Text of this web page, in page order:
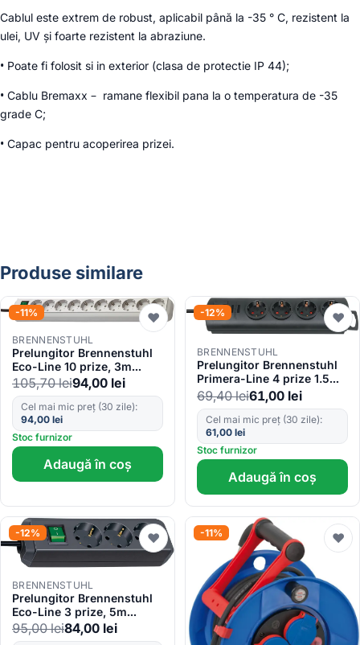
Cablul este extrem de robust, aplicabil până la -35 ° C, rezistent la
ulei, UV și foarte rezistent la abraziune.
• Poate fi folosit si in exterior (clasa de protectie IP 44);
• Cablu Bremaxx – ramane flexibil pana la o temperatura de -35
grade C;
• Capac pentru acoperirea prizei.
Produse similare
-11% ♥
BRENNENSTUHL
Prelungitor Brennenstuhl
Eco-Line 10 prize, 3m
H05VV-F 3G1,5 Alb
105,70lei94,00 lei
Cel mai mic preț (30 zile):
94,00 lei
Stoc furnizor
Adaugă în coș
-12% ♥
BRENNENSTUHL
Prelungitor Brennenstuhl
Primera-Line 4 prize 1.5m,
H05VV-F 3G1,5, Negru
69,40lei61,00 lei
Cel mai mic preț (30 zile):
61,00 lei
Stoc furnizor
Adaugă în coș
-12% ♥
BRENNENSTUHL
Prelungitor Brennenstuhl
Eco-Line 3 prize, 5m
H05VV-F 3G1,5 Negru
95,00lei84,00 lei
-11% ♥